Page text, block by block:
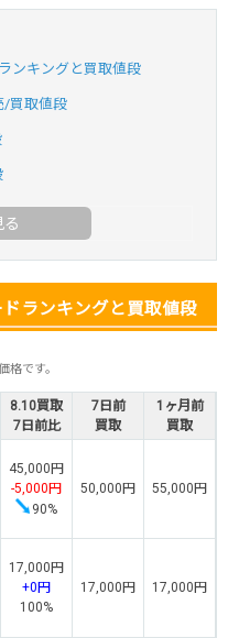
4種類アド確解放
公式はこちら ＞
ンキングと買取値段
/買取値段
ランキングと買取値段
です。
8.10買取
7日前比
7日前
買取
1ヶ月前
買取
45,000円
-5,000円
90%
50,000円 55,000円
17,000円
+0円
100%
17,000円 17,000円